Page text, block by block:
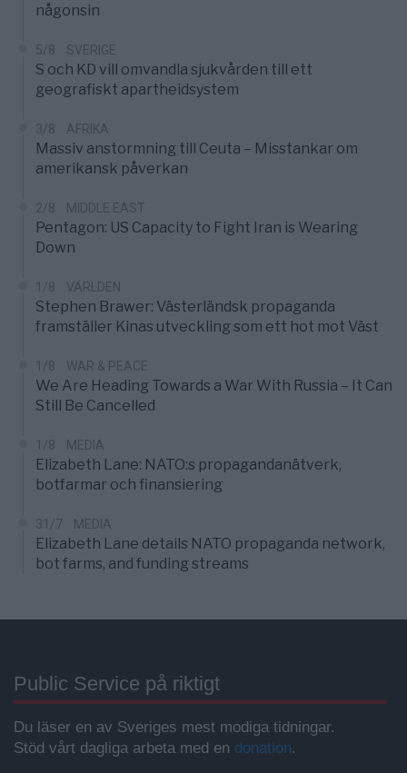
någonsin
5/8 SVERIGE
S och KD vill omvandla sjukvården till ett
geografiskt apartheidsystem
3/8 AFRIKA
Massiv anstormning till Ceuta – Misstankar om
amerikansk påverkan
2/8 MIDDLE EAST
Pentagon: US Capacity to Fight Iran is Wearing
Down
1/8 VÄRLDEN
Stephen Brawer: Västerländsk propaganda
framställer Kinas utveckling som ett hot mot Väst
1/8 WAR & PEACE
We Are Heading Towards a War With Russia – It Can
Still Be Cancelled
1/8 MEDIA
Elizabeth Lane: NATO:s propagandanätverk,
botfarmar och finansiering
31/7 MEDIA
Elizabeth Lane details NATO propaganda network,
bot farms, and funding streams
Public Service på riktigt
Du läser en av Sveriges mest modiga tidningar.
Stöd vårt dagliga arbeta med en donation.